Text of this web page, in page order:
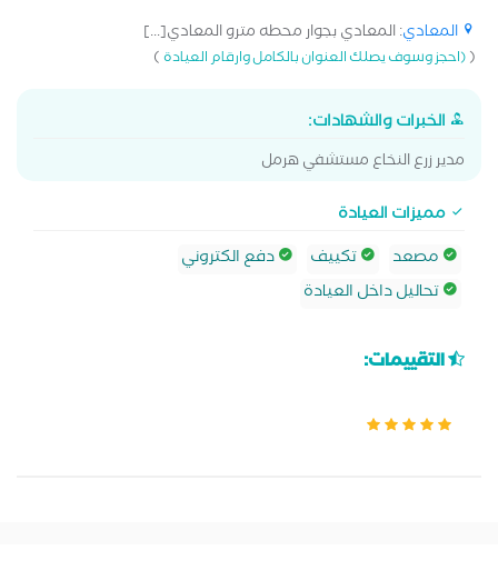
المعادي: المعادي بجوار محطه مترو المعادي[...]
((احجز وسوف يصلك العنوان بالكامل وارقام العيادة)
الخبرات والشهادات:
مدير زرع النخاع مستشفي هرمل
مميزات العيادة
مصعد
تكييف
دفع الكتروني
تحاليل داخل العيادة
التقييمات: